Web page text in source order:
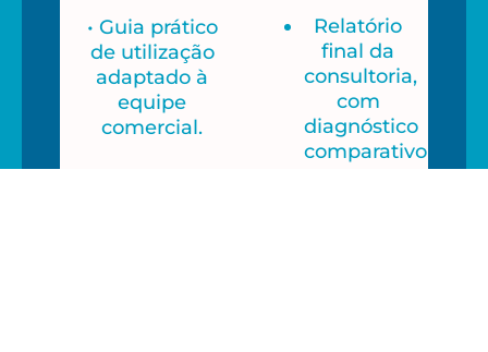
• Guia prático
de utilização
adaptado à
equipe
comercial.
Relatório
final da
consultoria,
com
diagnóstico
comparativo